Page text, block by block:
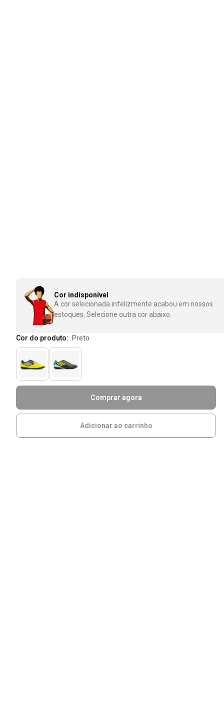
Cor indisponível
A cor selecionada infelizmente acabou em nossos
estoques. Selecione outra cor abaixo.
Cor do produto: preto
Comprar agora
Adicionar ao carrinho